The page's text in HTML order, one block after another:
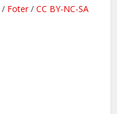
/ Foter/CC BY-NC-SA